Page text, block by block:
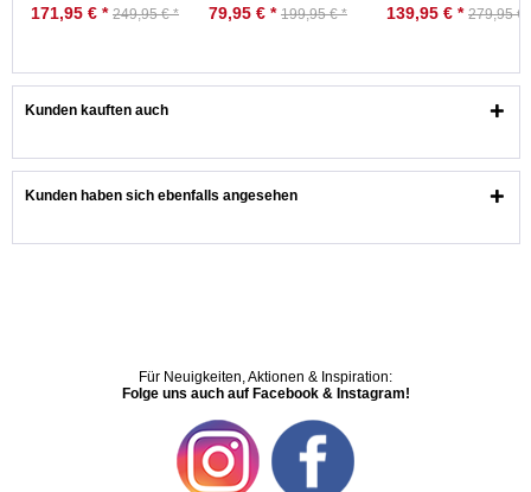
171,95 € * 249,95 € * 79,95 € * 199,95 € * 139,95 € * 279,95 €
Kunden kauften auch
Kunden haben sich ebenfalls angesehen
Für Neuigkeiten, Aktionen & Inspiration:
Folge uns auch auf Facebook & Instagram!